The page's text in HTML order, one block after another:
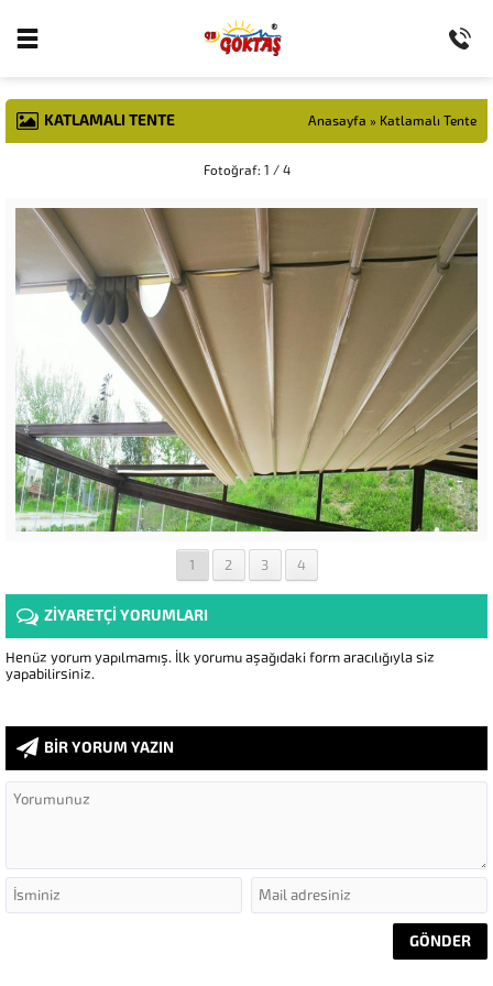
KATLAMALI TENTE Anasayfa » Katlamalı Tente
Fotoğraf: 1 / 4
1 2 3 4
ZİYARETÇİ YORUMLARI
Henüz yorum yapılmamış. İlk yorumu aşağıdaki form aracılığıyla siz
yapabilirsiniz.
BİR YORUM YAZIN